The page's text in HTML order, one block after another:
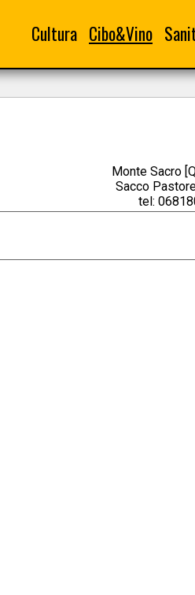
Cultura Cibo&Vino
Monte Sacro
Sacco
tel: